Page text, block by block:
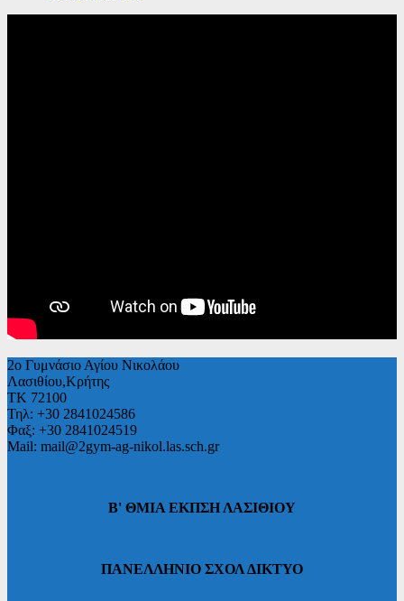
2ο Γυμνάσιο Αγίου Νικολάου
Λασιθίου,Κρήτης
ΤΚ 72100
Τηλ: +30 2841024586
Φαξ: +30 2841024519
Mail: mail@2gym-ag-nikol.las.sch.gr
Β' ΘΜΙΑ ΕΚΠΣΗ ΛΑΣΙΘΙΟΥ
ΠΑΝΕΛΛΗΝΙΟ ΣΧΟΛ ΔΙΚΤΥΟ